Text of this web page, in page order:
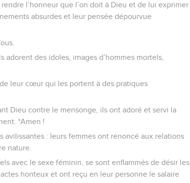
l’honneur que l’on doit à Dieu et de lui exprimer
absurdes et leur pensée dépourvue
des idoles, images d’hommes mortels,
leur cœur qui les portent à des pratiques
Dieu contre le mensonge, ils ont adoré et servi la
*Amen !
avilissantes : leurs femmes ont renoncé aux relations
nature.
avec le sexe féminin, se sont enflammés de désir les
honteux et ont reçu en leur personne le salaire